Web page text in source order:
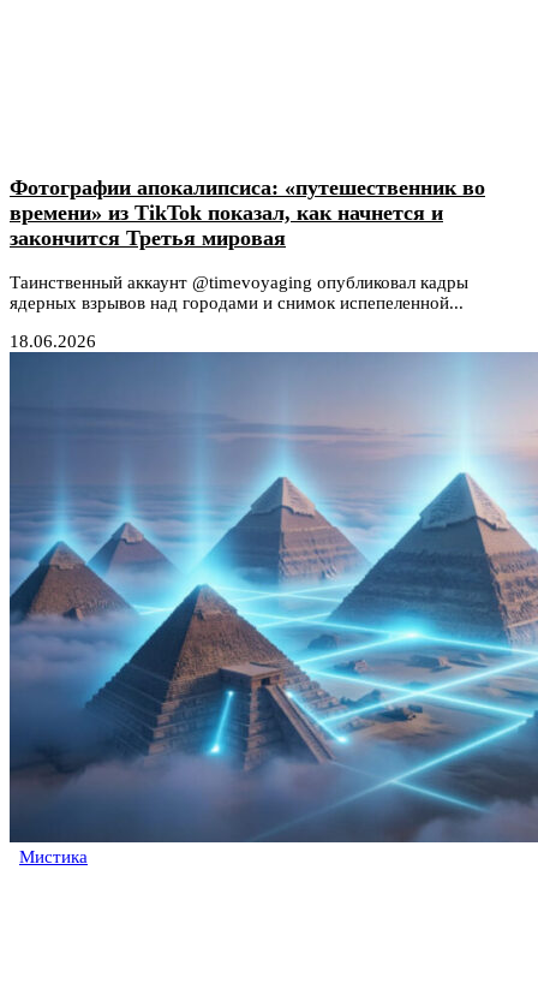
Фотографии апокалипсиса: «путешественник во
времени» из TikTok показал, как начнется и
закончится Третья мировая
Таинственный аккаунт @timevoyaging опубликовал кадры
ядерных взрывов над городами и снимок испепеленной...
18.06.2026
Мистика